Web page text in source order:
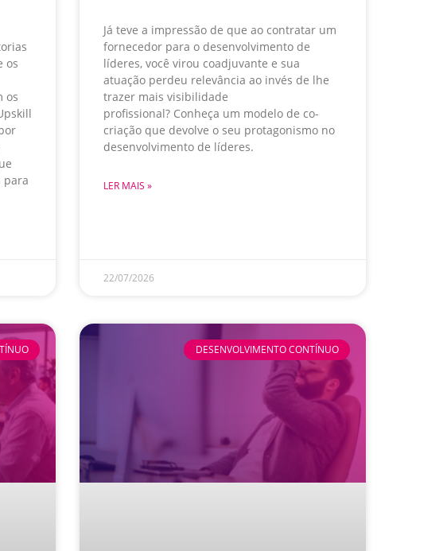
os
os
para
Já teve a impressão de que ao contratar um
fornecedor para o desenvolvimento de
líderes, você virou coadjuvante e sua
atuação perdeu relevância ao invés de lhe
trazer mais visibilidade
profissional? Conheça um modelo de co-
criação que devolve o seu protagonismo no
desenvolvimento de líderes.
LER MAIS »
22/07/2026
DESENVOLVIMENTO CONTÍNUO